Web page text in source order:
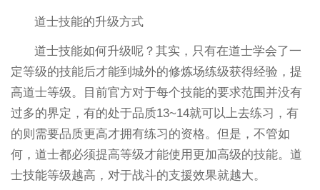
道士技能的升级方式
道士技能如何升级呢？其实，只有在道士学会了一
定等级的技能后才能到城外的修炼场练级获得经验，提
高道士等级。目前官方对于每个技能的要求范围并没有
过多的界定，有的处于品质13~14就可以上去练习，有
的则需要品质更高才拥有练习的资格。但是，不管如
何，道士都必须提高等级才能使用更加高级的技能。道
士技能等级越高，对于战斗的支援效果就越大。